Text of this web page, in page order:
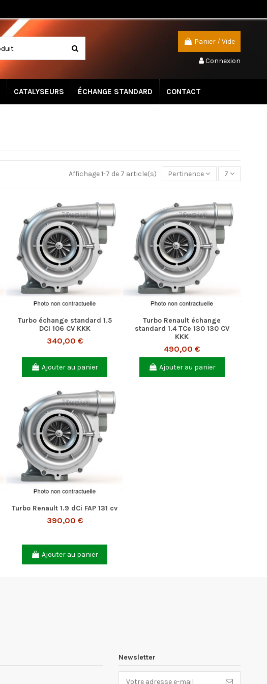
Panier /Vide
Connexion
CATALYSEURS ÉCHANGE STANDARD CONTACT
Affichage 1-7 de 7 article(s) Pertinence 7
Turbo échange standard 1.5
DCI 106 CV KKK
340,00 €
Ajouter au panier
Turbo Renault échange
standard 1.4 TCe 130 130 CV
KKK
490,00 €
Ajouter au panier
Turbo Renault 1.9 dCi FAP 131 cv
390,00 €
Ajouter au panier
Newsletter